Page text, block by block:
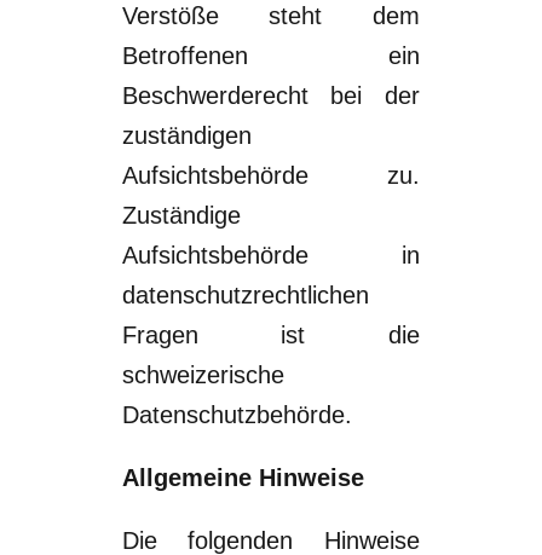
Verstöße steht dem
Betroffenen ein
Beschwerderecht bei der
zuständigen
Aufsichtsbehörde zu.
Zuständige
Aufsichtsbehörde in
datenschutzrechtlichen
Fragen ist die
schweizerische
Datenschutzbehörde.
Allgemeine Hinweise
Die folgenden Hinweise